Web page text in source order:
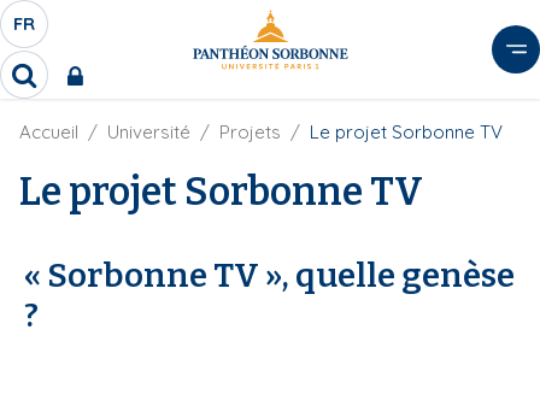
A
l
l
e
S
É
L
E
T
E
R
E
F
R
FR
R
c
e
r
e
r
F
l
d
a
Accueil Université Projets Le projet Sorbonne TV
Le projet Sorbonne TV
« Sorbonne TV », quelle genèse
?